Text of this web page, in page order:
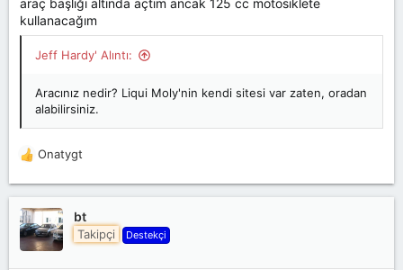
araç başlığı altında açtım ancak 125 cc motosiklete
kullanacağım
Jeff Hardy' Alıntı:
Aracınız nedir? Liqui Moly'nin kendi sitesi var zaten, oradan
alabilirsiniz.
T
k
i
l
Onatygt
bt
Takipçi Destekçi